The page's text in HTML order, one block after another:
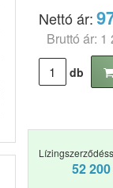
Nettó ár:
Bruttó ár: 1
db
52